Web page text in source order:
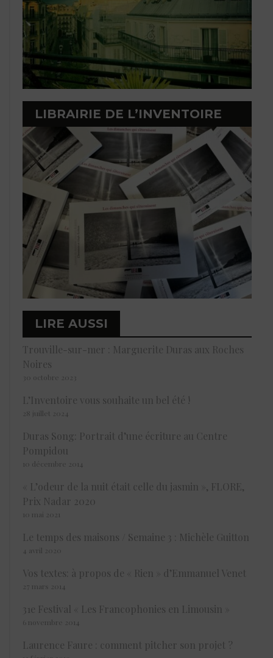
LIBRAIRIE DE L’INVENTOIRE
LIRE AUSSI
Trouville-sur-mer : Marguerite Duras aux Roches
Noires
30 octobre 2023
L’Inventoire vous souhaite un bel été !
28 juillet 2024
Duras Song: Portrait d’une écriture au Centre
Pompidou
10 décembre 2014
« L’odeur de la nuit était celle du jasmin », FLORE,
Prix Nadar 2020
10 mai 2021
Le temps des maisons / Semaine 3 : Michèle Guitton
4 avril 2020
Vos textes: à propos de « Rien » d’Emmanuel Venet
27 mars 2014
31e Festival « Les Francophonies en Limousin »
6 novembre 2014
Laurence Faure : comment pitcher son projet ?